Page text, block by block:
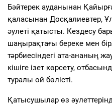
Бәйтерек ауданынан
қаласынан Досқалиевтер,
әулеті қатысты. Кездесу
шаңырақтағы береке мен
тәрбиесіндегі ата-ананың
кішіге ізет көрсету,
туралы ой бөлісті.
Қатысушылар өз